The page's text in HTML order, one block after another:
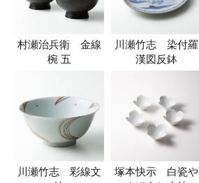
村瀬治兵衛 金線
椀 五
川瀬竹志 染付羅
漢図反鉢
川瀬竹志 彩線文
塚本快示 白瓷や